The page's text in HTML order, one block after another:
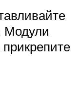
Модули